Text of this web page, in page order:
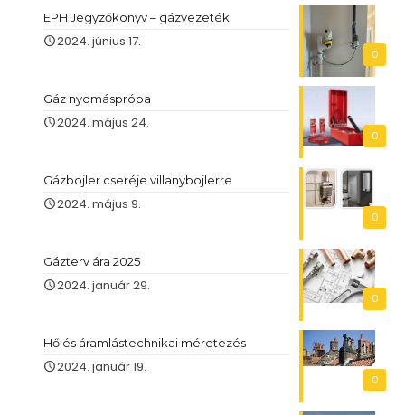
0
EPH Jegyzőkönyv – gázvezeték
2024. június 17.
0
Gáz nyomáspróba
2024. május 24.
0
Gázbojler cseréje villanybojlerre
2024. május 9.
0
Gázterv ára 2025
2024. január 29.
0
Hő és áramlástechnikai méretezés
2024. január 19.